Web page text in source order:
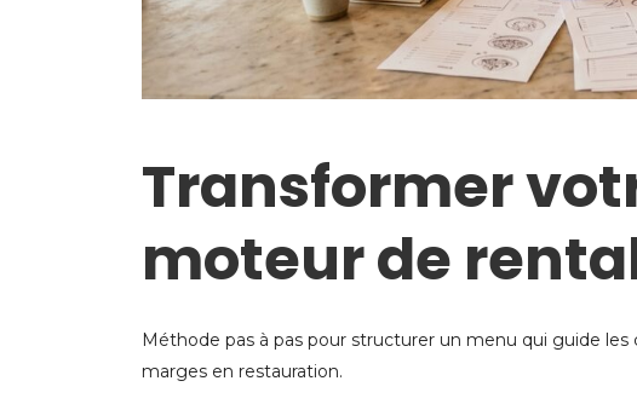
Transformer
moteur de
Méthode pas à pas pour structurer un menu qui guide
marges en restauration.